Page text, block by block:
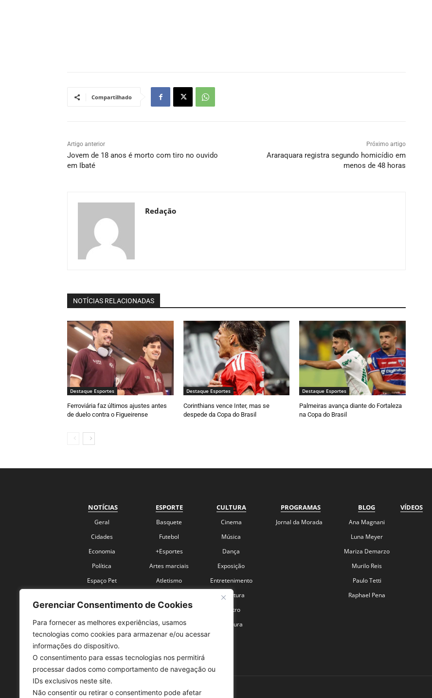
Gerenciar Consentimento de Cookies
Para fornecer as melhores experiências, usamos
tecnologias como cookies para armazenar e/ou acessar
informações do dispositivo.
O consentimento para essas tecnologias nos permitirá
processar dados como comportamento de navegação ou
IDs exclusivos neste site.
Não consentir ou retirar o consentimento pode afetar
Compartilhado
Artigo anterior
Jovem de 18 anos é morto com tiro no ouvido
em Ibaté
Próximo artigo
Araraquara registra segundo homicídio em
menos de 48 horas
Redação
NOTÍCIAS RELACIONADAS
Destaque Esportes
Ferroviária faz últimos ajustes antes
de duelo contra o Figueirense
Destaque Esportes
Corinthians vence Inter, mas se
despede da Copa do Brasil
Destaque Esportes
Palmeiras avança diante do Fortaleza
na Copa do Brasil
NOTÍCIAS
Geral
Cidades
Economia
Política
Espaço Pet
Saúde, Vida & Estilo
Turismo
Coronavírus
ESPORTE
Basquete
Futebol
+Esportes
Artes marciais
Atletismo
Feminino
Natação
Velocidade
CULTURA
Cinema
Música
Dança
Exposição
Entretenimento
Literatura
Teatro
+Cultura
PROGRAMAS
Jornal da Morada
BLOG
Ana Magnani
Luna Meyer
Mariza Demarzo
Murilo Reis
Paulo Tetti
Raphael Pena
VÍDEOS